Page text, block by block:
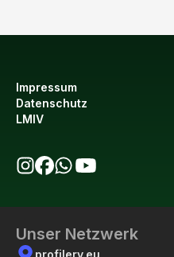
Impressum
Datenschutz
LMIV
Unser Netzwerk
profilery.eu